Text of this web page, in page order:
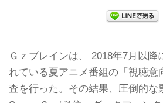
Ｇｚブレインは、 2018年7月以降
れている夏アニメ番組の「視聴意
査を行った。その結果、圧倒的な